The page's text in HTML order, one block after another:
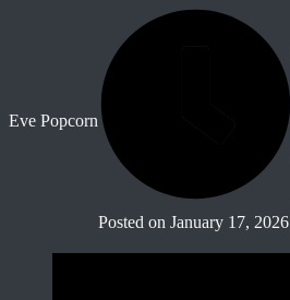
Eve Popcorn
Posted on January 17, 2026